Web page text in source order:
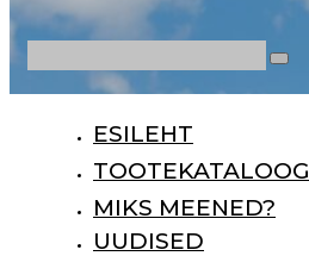
ESILEHT
TOOTEKATALOOG
MIKS MEENED?
UUDISED